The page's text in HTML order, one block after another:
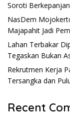
Soroti
NasDem
Majapahit Jadi
Lahan Terbakar
Tegaskan Bukan
Rekrutmen Kerja
Tersangka dan
Recent